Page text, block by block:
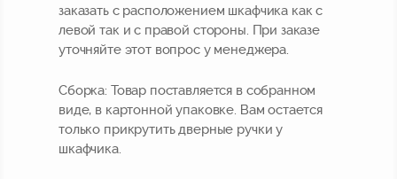
заказать с расположением шкафчика как с
левой так и с правой стороны. При заказе
уточняйте этот вопрос у менеджера.
Сборка: Товар поставляется в собранном
виде, в картонной упаковке. Вам остается
только прикрутить дверные ручки у
шкафчика.